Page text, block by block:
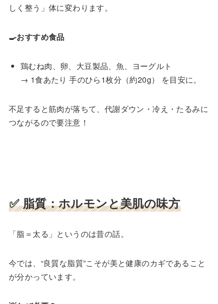
しく整う」体に変わります。
🍳おすすめ食品
鶏むね肉、卵、大豆製品、魚、ヨーグルト
→ 1食あたり 手のひら1枚分（約20g） を目安に。
不足すると筋肉が落ちて、代謝ダウン・冷え・たるみに
つながるので要注意！
✅ 脂質：ホルモンと美肌の味方
「脂＝太る」というのは昔の話。
今では、“良質な脂質”こそが美と健康のカギであること
が分かっています。